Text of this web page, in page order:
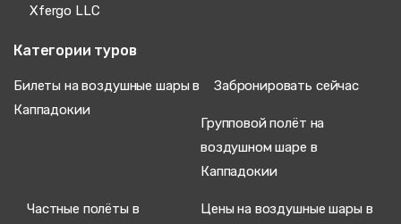
Xfergo LLC
Категории туров
Билеты на воздушные шары в
Каппадокии
Забронировать сейчас
Групповой полёт на
воздушном шаре в
Каппадокии
Частные полёты в
Цены на воздушные шары в